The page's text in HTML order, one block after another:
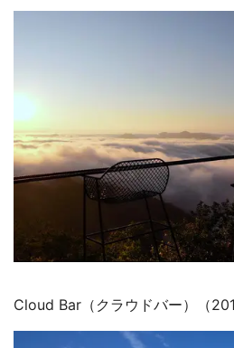
Cloud Bar（クラウドバー）（